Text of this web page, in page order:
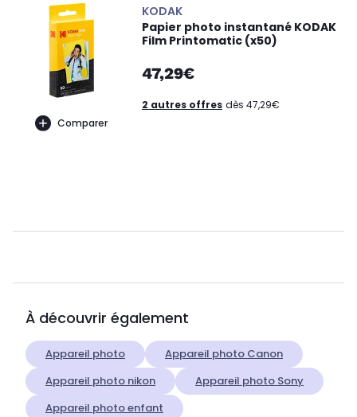
Comparer
KODAK
Papier photo instantané KODAK
Film Printomatic (x50)
47,29€
2 autres offres dès 47,29€
À découvrir également
Appareil photo
Appareil photo Canon
Appareil photo nikon
Appareil photo Sony
Appareil photo enfant